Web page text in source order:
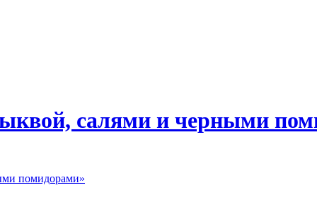
салями и черными